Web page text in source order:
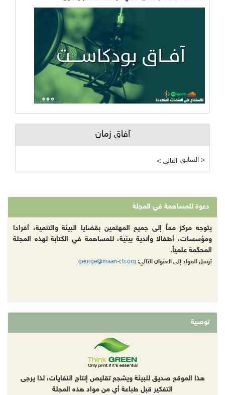
آفاق زمان
< التالي السابق >
دعوة للمساهمة في المجلة
يتوجه مركز معاً إلى جميع المهتمين بقضايا البيئة والتنمية، أفرادا
ومؤسسات، أطفالا وأندية بيئية، للمساهمة في الكتابة لهذه المجلة
المحكّمة علمياً.
ترسل المواد إلى العنوان التالي: george@maan-ctr.org
توصية
هذا الموقع صديق للبيئة ويشجع تقليص إنتاج النفايات، لذا يرجى
التفكير قبل طباعة أي من مواد هذه المجلة